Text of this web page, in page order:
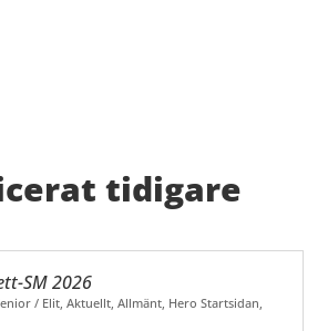
tidigare
SM 2026
/ Elit,Aktuellt,Allmänt, Hero Startsidan,